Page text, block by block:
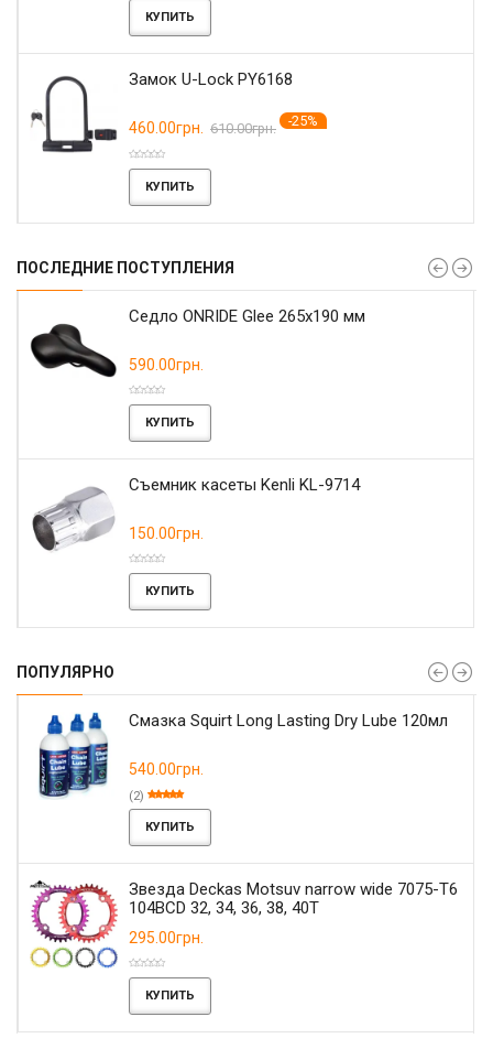
КУПИТЬ
Замок U-Lock PY6168
460.00грн. 610.00грн. -25%
КУПИТЬ
ПОСЛЕДНИЕ ПОСТУПЛЕНИЯ
Седло ONRIDE Glee 265x190 мм
590.00грн.
КУПИТЬ
Съемник касеты Kenli KL-9714
150.00грн.
КУПИТЬ
ПОПУЛЯРНО
Смазка Squirt Long Lasting Dry Lube 120мл
540.00грн.
(2)
КУПИТЬ
Звезда Deckas Motsuv narrow wide 7075-T6
104BCD 32, 34, 36, 38, 40T
295.00грн.
КУПИТЬ